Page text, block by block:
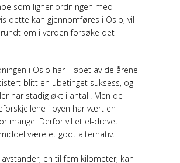
som ligner ordningen med
dette kan gjennomføres i Oslo, vil
om i verden forsøke det
i Oslo har i løpet av de årene
blitt en ubetinget suksess, og
har stadig økt i antall. Men de
i byen har vært en
mange. Derfor vil et el-drevet
være et godt alternativ.
en til fem kilometer, kan